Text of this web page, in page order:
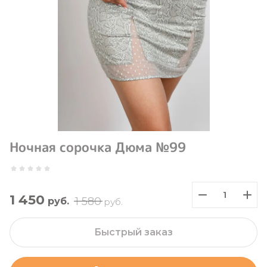
Ночная сорочка Дюма №99
1 580руб.
1 450 руб.
Быстрый заказ